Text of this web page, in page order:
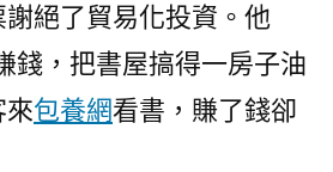
絕了貿易化投資。他
錢，把書屋搞得一房子油
來包養網看書，賺了錢卻